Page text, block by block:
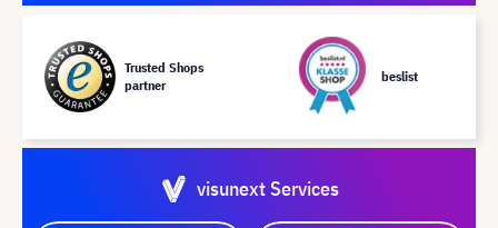
Trusted Shops
partner
beslist
visunext Services